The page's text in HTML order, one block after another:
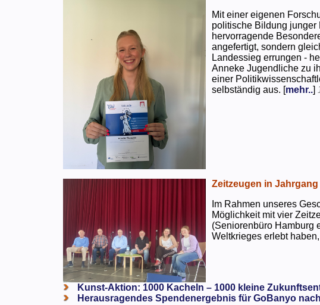
Mit einer eigenen
politische Bildung junger
hervorragende
angefertigt, sondern
Landessieg errungen -
Anneke Jugendliche zu
einer
selbständig aus. [mehr..]
Zeitzeugen in Jahrgang
Im Rahmen unseres
Möglichkeit mit vier
(Seniorenbüro Hamburg
Weltkrieges erlebt
Kunst-Aktion: 1000 Kacheln – 1000 kleine
Herausragendes Spendenergebnis für GoBanyo